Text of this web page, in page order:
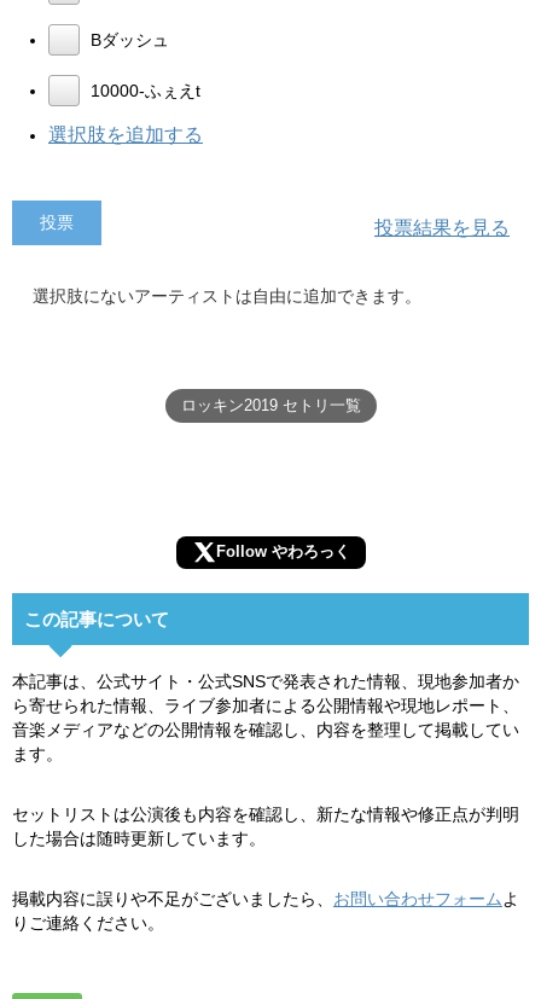
Bダッシュ
10000-ふぇえt
選択肢を追加する
投票結果を見る
選択肢にないアーティストは自由に追加できます。
ロッキン2019 セトリ一覧
Follow やわろっく
この記事について
本記事は、公式サイト・公式SNSで発表された情報、現地参加者か
ら寄せられた情報、ライブ参加者による公開情報や現地レポート、
音楽メディアなどの公開情報を確認し、内容を整理して掲載してい
ます。
セットリストは公演後も内容を確認し、新たな情報や修正点が判明
した場合は随時更新しています。
掲載内容に誤りや不足がございましたら、 お問い合わせフォームよ
りご連絡ください。